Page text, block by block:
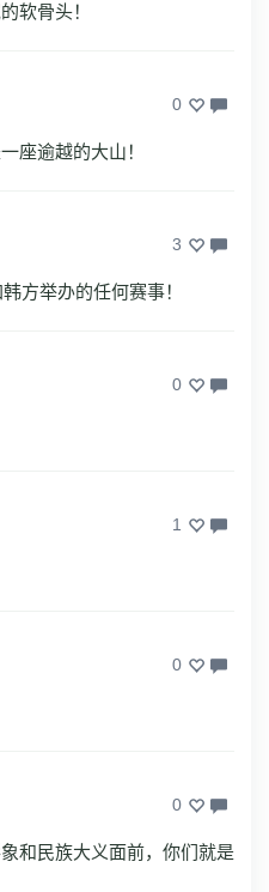
软骨头！
0
座逾越的大山！
3
方举办的任何赛事！
0
1
0
0
和民族大义面前，你们就是